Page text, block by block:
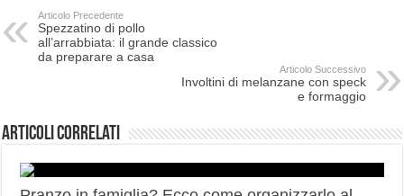
Articolo Precedente
Spezzatino di pollo
all’arrabbiata: il grande classico
da preparare a casa
Articolo Successivo
Involtini di melanzane con speck
e formaggio
Articoli correlati